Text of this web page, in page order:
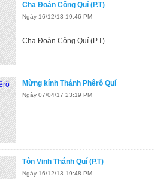
Cha Đoàn Công Quí (P.T)
Ngày 16/12/13 19:46 PM
Cha Đoàn Công Quí (P.T)
Mừng kính Thánh Phêrô Quí
Ngày 07/04/17 23:19 PM
Tôn Vinh Thánh Quí (P.T)
Ngày 16/12/13 19:48 PM